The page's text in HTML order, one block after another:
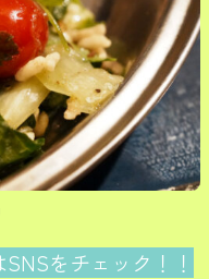
をチェック！！